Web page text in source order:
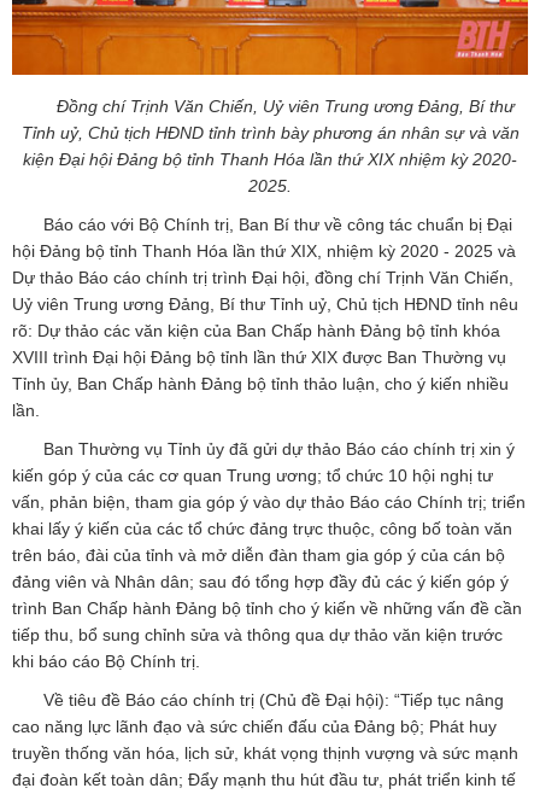
Đồng chí Trịnh Văn Chiến, Uỷ viên Trung ương Đảng, Bí thư
Tỉnh uỷ, Chủ tịch HĐND tỉnh trình bày phương án nhân sự và văn
kiện Đại hội Đảng bộ tỉnh Thanh Hóa lần thứ XIX nhiệm kỳ 2020-
2025.
Báo cáo với Bộ Chính trị, Ban Bí thư về công tác chuẩn bị Đại
hội Đảng bộ tỉnh Thanh Hóa lần thứ XIX, nhiệm kỳ 2020 - 2025 và
Dự thảo Báo cáo chính trị trình Đại hội, đồng chí Trịnh Văn Chiến,
Uỷ viên Trung ương Đảng, Bí thư Tỉnh uỷ, Chủ tịch HĐND tỉnh nêu
rõ: Dự thảo các văn kiện của Ban Chấp hành Đảng bộ tỉnh khóa
XVIII trình Đại hội Đảng bộ tỉnh lần thứ XIX được Ban Thường vụ
Tỉnh ủy, Ban Chấp hành Đảng bộ tỉnh thảo luận, cho ý kiến nhiều
lần.
Ban Thường vụ Tỉnh ủy đã gửi dự thảo Báo cáo chính trị xin ý
kiến góp ý của các cơ quan Trung ương; tổ chức 10 hội nghị tư
vấn, phản biện, tham gia góp ý vào dự thảo Báo cáo Chính trị; triển
khai lấy ý kiến của các tổ chức đảng trực thuộc, công bố toàn văn
trên báo, đài của tỉnh và mở diễn đàn tham gia góp ý của cán bộ
đảng viên và Nhân dân; sau đó tổng hợp đầy đủ các ý kiến góp ý
trình Ban Chấp hành Đảng bộ tỉnh cho ý kiến về những vấn đề cần
tiếp thu, bổ sung chỉnh sửa và thông qua dự thảo văn kiện trước
khi báo cáo Bộ Chính trị.
Về tiêu đề Báo cáo chính trị (Chủ đề Đại hội): “Tiếp tục nâng
cao năng lực lãnh đạo và sức chiến đấu của Đảng bộ; Phát huy
truyền thống văn hóa, lịch sử, khát vọng thịnh vượng và sức mạnh
đại đoàn kết toàn dân; Đẩy mạnh thu hút đầu tư, phát triển kinh tế